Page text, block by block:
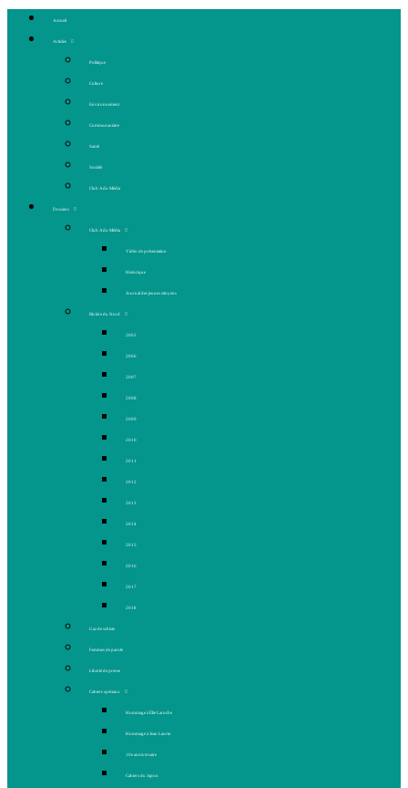
Accueil
Articles
Politique
Culture
Environnement
Communautaire
Santé
Société
Club Ado Média
Dossiers
Club Ado Média
Vidéo de présentation
Historique
Journal des jeunes citoyens
Rivière du Nord
2005
2006
2007
2008
2009
2010
2011
2012
2013
2014
2015
2016
2017
2018
Gaz de schiste
Femmes de parole
Liberté de presse
Cahiers spéciaux
Hommage à Élie Laroche
Hommage à Jean Laurin
10e anniversaire
Cahiers du Japon